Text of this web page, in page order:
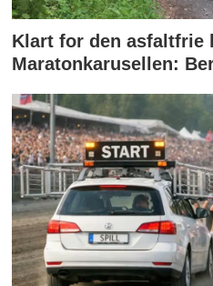
Klart for den asfaltfrie
Maratonkarusellen: